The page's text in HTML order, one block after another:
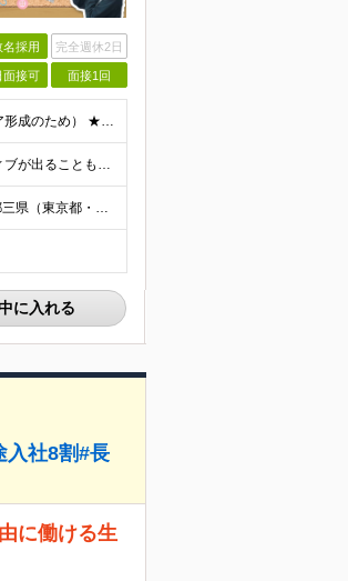
名採用 完全週休2日
面接可 面接1回
★社会人・正社員デビューを大歓迎！ ★30歳以下限定（※若年層の長期キャリア形成のため） ★学歴・経験一切不問！ -------【採用担当】より------------ 「過去は変えられないけど、未
★正社員デビューの方も月給25万円スタート！ ★プロジェクト先でインセンティブが出ることもあります◎ ＼未経験1年目想定年収：348万円～468万円／ 月給：25万円～35万円＋交通費全額支給＋資格
「家から近い場所で働きたい」という要望にもお応えします！※実例あり ★一都三県（東京都・埼玉県・神奈川県・千葉県）のいずれかの携帯ショップやイベント会場に配属 ■本社 東京都豊島区南池袋2-33-7
に入れる
入社8割#長
に働ける生